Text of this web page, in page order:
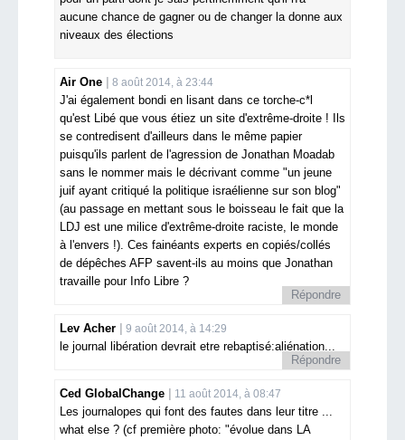
aucune chance de gagner ou de changer la donne aux
niveaux des élections
Air One 8 août 2014, à 23:44
J'ai également bondi en lisant dans ce torche-c*l
qu'est Libé que vous étiez un site d'extrême-droite ! Ils
se contredisent d'ailleurs dans le même papier
puisqu'ils parlent de l'agression de Jonathan Moadab
sans le nommer mais le décrivant comme "un jeune
juif ayant critiqué la politique israélienne sur son blog"
(au passage en mettant sous le boisseau le fait que la
LDJ est une milice d'extrême-droite raciste, le monde
à l'envers !). Ces fainéants experts en copiés/collés
de dépêches AFP savent-ils au moins que Jonathan
travaille pour Info Libre ?
Répondre
Lev Acher 9 août 2014, à 14:29
le journal libération devrait etre rebaptisé:aliénation...
Répondre
Ced GlobalChange 11 août 2014, à 08:47
Les journalopes qui font des fautes dans leur titre ...
what else ? (cf première photo: "évolue dans LA